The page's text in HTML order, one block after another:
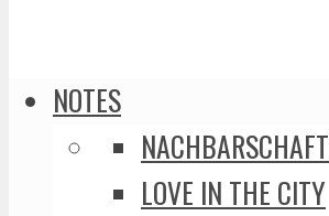
NOTES
NACHBARSCHAFT
LOVE IN THE CITY